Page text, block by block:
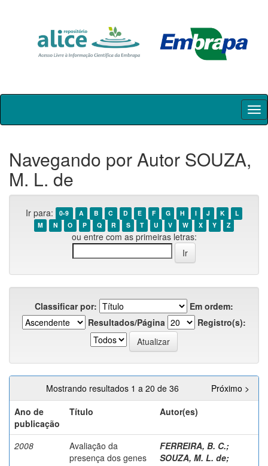
Skip
Navegando por Autor SOUZA,
M. L. de
Ir para: 0-9 A B C D E F G H I J K
L
M
N O P Q R S T U V W X Y Z
ou entre com as primeiras letras:
Classificar por:
Em ordem:
Resultados/Página
Registro(s):
Mostrando resultados 1 a 20 de 36
Próximo >
Ano de
publicação
Título Autor(es)
2008
Avaliação da
presença dos genes
FERREIRA, B. C.;
SOUZA, M. L. de;